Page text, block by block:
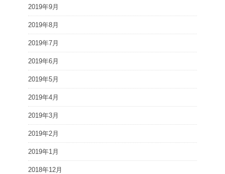
2019年9月
2019年8月
2019年7月
2019年6月
2019年5月
2019年4月
2019年3月
2019年2月
2019年1月
2018年12月